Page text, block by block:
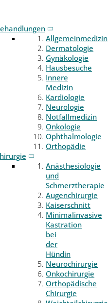
Allgemeinmedizin
Dermatologie
Gynäkologie
Hausbesuche
Innere
Medizin
Kardiologie
Neurologie
Notfallmedizin
Onkologie
Ophthalmologie
Orthopädie
Anästhesiologie
und
Schmerztherapie
Augenchirurgie
Kaiserschnitt
Minimalinvasive
Kastration
bei
der
Hündin
Neurochirurgie
Onkochirurgie
Orthopädische
Chirurgie